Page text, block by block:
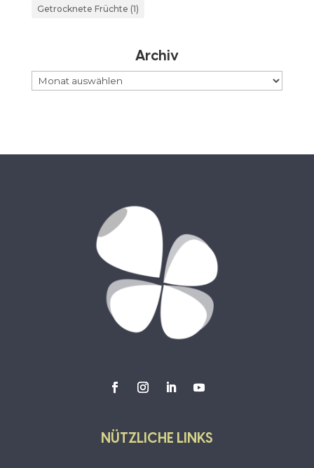
Getrocknete Früchte (1)
Archiv
Archiv
NÜTZLICHE LINKS